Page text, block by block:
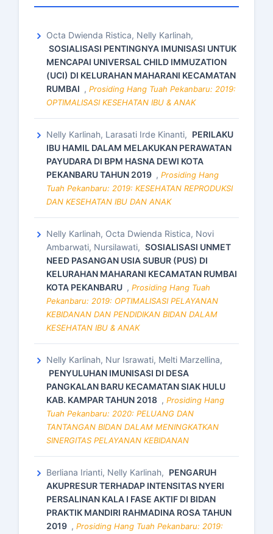
Octa Dwienda Ristica, Nelly Karlinah,
SOSIALISASI PENTINGNYA IMUNISASI UNTUK
MENCAPAI UNIVERSAL CHILD IMMUZATION
(UCI) DI KELURAHAN MAHARANI KECAMATAN
RUMBAI , Prosiding Hang Tuah Pekanbaru: 2019:
OPTIMALISASI KESEHATAN IBU & ANAK
Nelly Karlinah, Larasati Irde Kinanti, PERILAKU
IBU HAMIL DALAM MELAKUKAN PERAWATAN
PAYUDARA DI BPM HASNA DEWI KOTA
PEKANBARU TAHUN 2019 , Prosiding Hang
Tuah Pekanbaru: 2019: KESEHATAN REPRODUKSI
DAN KESEHATAN IBU DAN ANAK
Nelly Karlinah, Octa Dwienda Ristica, Novi
Ambarwati, Nursilawati, SOSIALISASI UNMET
NEED PASANGAN USIA SUBUR (PUS) DI
KELURAHAN MAHARANI KECAMATAN RUMBAI
KOTA PEKANBARU , Prosiding Hang Tuah
Pekanbaru: 2019: OPTIMALISASI PELAYANAN
KEBIDANAN DAN PENDIDIKAN BIDAN DALAM
KESEHATAN IBU & ANAK
Nelly Karlinah, Nur Israwati, Melti Marzellina,
PENYULUHAN IMUNISASI DI DESA
PANGKALAN BARU KECAMATAN SIAK HULU
KAB. KAMPAR TAHUN 2018 , Prosiding Hang
Tuah Pekanbaru: 2020: PELUANG DAN
TANTANGAN BIDAN DALAM MENINGKATKAN
SINERGITAS PELAYANAN KEBIDANAN
Berliana Irianti, Nelly Karlinah, PENGARUH
AKUPRESUR TERHADAP INTENSITAS NYERI
PERSALINAN KALA I FASE AKTIF DI BIDAN
PRAKTIK MANDIRI RAHMADINA ROSA TAHUN
2019 , Prosiding Hang Tuah Pekanbaru: 2019: